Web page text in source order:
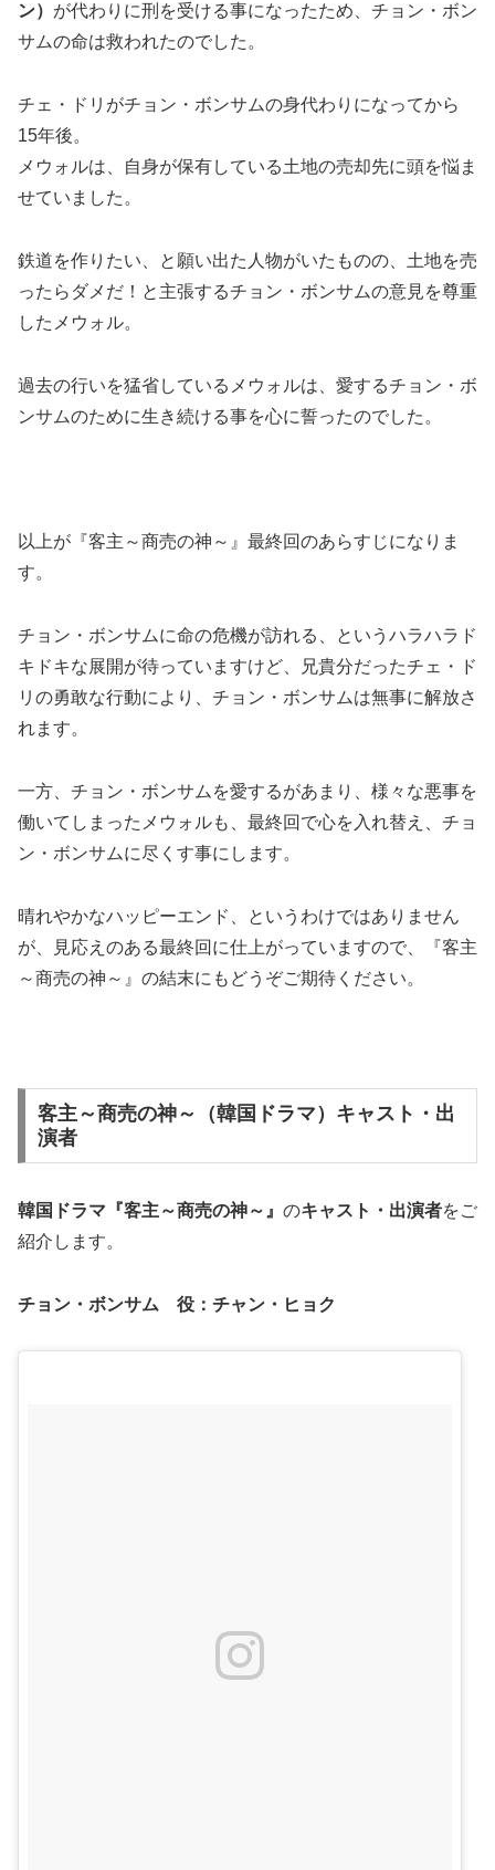
ン） が代わりに刑を受ける事になったため、チョン・ボン
サムの命は救われたのでした。
チェ・ドリがチョン・ボンサムの身代わりになってから
15年後。
メウォルは、自身が保有している土地の売却先に頭を悩ま
せていました。
鉄道を作りたい、と願い出た人物がいたものの、土地を売
ったらダメだ！と主張するチョン・ボンサムの意見を尊重
したメウォル。
過去の行いを猛省しているメウォルは、愛するチョン・ボ
ンサムのために生き続ける事を心に誓ったのでした。
以上が『客主～商売の神～』最終回のあらすじになりま
す。
チョン・ボンサムに命の危機が訪れる、というハラハラド
キドキな展開が待っていますけど、兄貴分だったチェ・ド
リの勇敢な行動により、チョン・ボンサムは無事に解放さ
れます。
一方、チョン・ボンサムを愛するがあまり、様々な悪事を
働いてしまったメウォルも、最終回で心を入れ替え、チョ
ン・ボンサムに尽くす事にします。
晴れやかなハッピーエンド、というわけではありません
が、見応えのある最終回に仕上がっていますので、『客主
～商売の神～』の結末にもどうぞご期待ください。
客主～商売の神～（韓国ドラマ）キャスト・出
演者
韓国ドラマ『客主～商売の神～』 のキャスト・出演者をご
紹介します。
チョン・ボンサム 役：チャン・ヒョク